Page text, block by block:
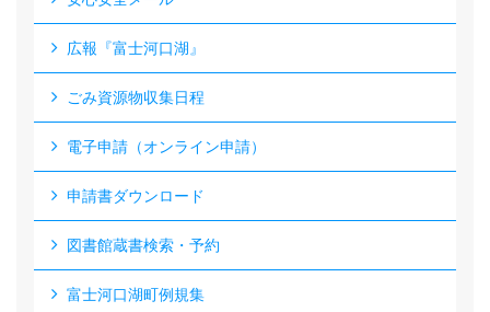
広報『富士河口湖』
ごみ資源物収集日程
電子申請（オンライン申請）
申請書ダウンロード
図書館蔵書検索・予約
富士河口湖町例規集